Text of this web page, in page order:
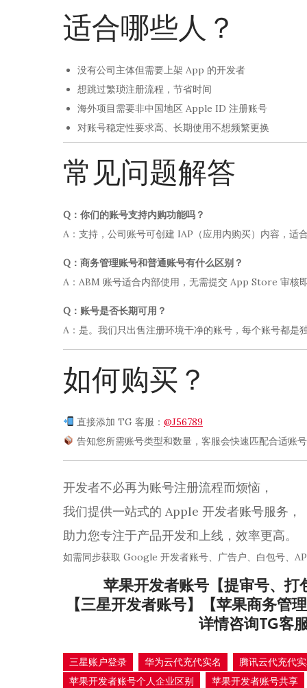
适合哪些人？
没有公司主体但需要上架 App 的开发者
想跳过繁琐注册流程，节省时间
海外项目需要非中国地区 Apple ID 注册账号
对账号稳定性要求高、长期使用不想频繁更换
常见问题解答
Q：你们的账号支持内购功能吗？
A：支持，公司账号可创建 IAP（应用内购买）内容，适
Q：商务管理账号和普通账号有什么区别？
A：ABM 账号适合内部使用，无需提交 App Store 审核
Q：账号是否长期可用？
A：是。我们只出售注册环境干净的账号，每个账号都是
如何购买？
直接添加 TG 客服： @J56789
告知您所需账号类型和数量，客服会快速匹配合适账
开发者不必再为账号注册流程而烦恼，
我们提供一站式的 Apple 开发者账号服务，
助力您专注于产品开发和上线，效率更高。
如需同步获取 Google 开发者账号、广告户、白包号、
苹果开发者账号【提审号、打
【三星开发者账号】【苹果商务管
详情咨询TG客
三星账户登录 华为云代充代实名
腾讯云代充代
苹果开发者账号个人企业区别
苹果开发者账号共享